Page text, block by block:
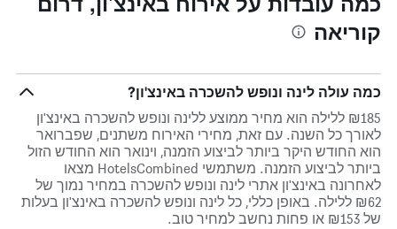
קוריאה
כמה עולה לינה ונופש להשכרה באינצ'ון?
₪185 ללילה הוא מחיר ממוצע ללינה ונופש להשכרה באינצ'ון
לאורך כל השנה. עם זאת, מחירי האירוח משתנים, שפברואר
הוא החודש היקר ביותר לביצוע הזמנה, וינואר הוא החודש הזול
ביותר לביצוע הזמנה. משתמשי HotelsCombined מצאו
לאחרונה באינצ'ון אתרי לינה ונופש להשכרה במחיר נמוך של
₪62 ללילה. באופן כללי, כל לינה ונופש להשכרה באינצ'ון בעלות
של ₪153 או פחות נחשב למחיר טוב.